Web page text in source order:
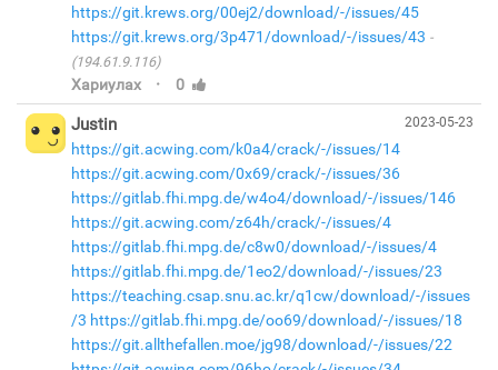
https://git.krews.org/00ej2/download/-/issues/45
https://git.krews.org/3p471/download/-/issues/43
(194.61.9.116)
Хариулах · 0
2023-05-23
Justin
https://git.acwing.com/k0a4/crack/-/issues/14
https://git.acwing.com/0x69/crack/-/issues/36
https://gitlab.fhi.mpg.de/w4o4/download/-/issues/146
https://git.acwing.com/z64h/crack/-/issues/4
https://gitlab.fhi.mpg.de/c8w0/download/-/issues/4
https://gitlab.fhi.mpg.de/1eo2/download/-/issues/23
https://teaching.csap.snu.ac.kr/q1cw/download/-/issues
/3 https://gitlab.fhi.mpg.de/oo69/download/-/issues/18
https://git.allthefallen.moe/jg98/download/-/issues/22